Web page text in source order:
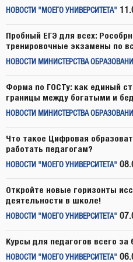
НОВОСТИ "МОЕГО УНИВЕРСИТЕТА"
Пробный ЕГЭ для всех:
тренировочные экзамены по
НОВОСТИ МИНИСТЕРСТВА
Форма по ГОСТу: как единый
границы между богатыми и
НОВОСТИ МИНИСТЕРСТВА
Что такое Цифровая
работать педагогам?
НОВОСТИ "МОЕГО УНИВЕРСИТЕТА"
Откройте новые горизонты
деятельности в школе!
НОВОСТИ "МОЕГО УНИВЕРСИТЕТА"
Курсы для педагогов всего за
НОВОСТИ "МОЕГО УНИВЕРСИТЕТА"